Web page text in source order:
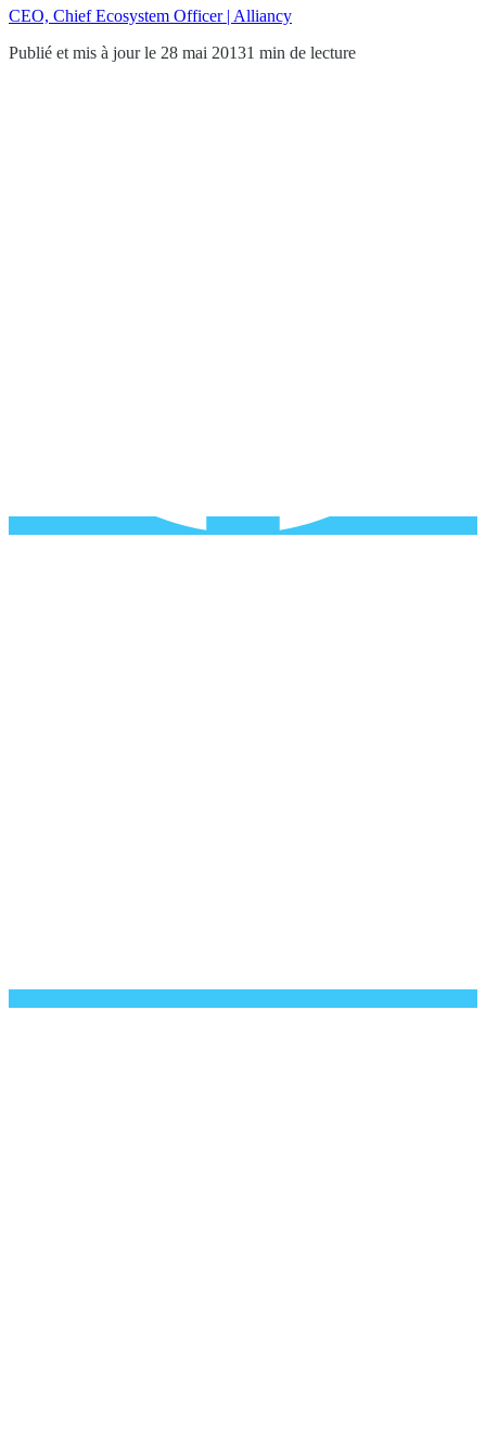
CEO, Chief Ecosystem Officer | Alliancy
Publié et mis à jour le 28 mai 20131 min de lecture